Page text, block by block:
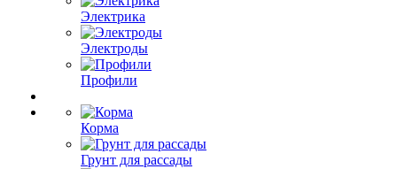
Электрика
Электроды
Профили
Корма
Грунт для рассады